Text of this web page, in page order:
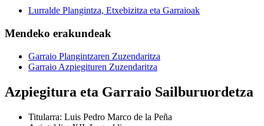
Lurralde Plangintza, Etxebizitza eta Garraioak
Mendeko erakundeak
Garraio Plangintzaren Zuzendaritza
Garraio Azpiegituren Zuzendaritza
Azpiegitura eta Garraio Sailburuordetza
Titularra: Luis Pedro Marco de la Peña